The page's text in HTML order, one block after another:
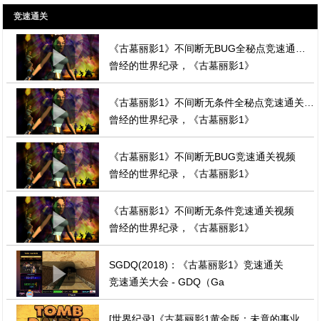
竞速通关
曾经的世界纪录，《古墓丽影1》
曾经的世界纪录，《古墓丽影1》
《古墓丽影1》不间断无BUG竞速通关视频
曾经的世界纪录，《古墓丽影1》
《古墓丽影1》不间断无条件竞速通关视频
曾经的世界纪录，《古墓丽影1》
SGDQ(2018)：《古墓丽影1》竞速通关
竞速通关大会 - GDQ（Ga